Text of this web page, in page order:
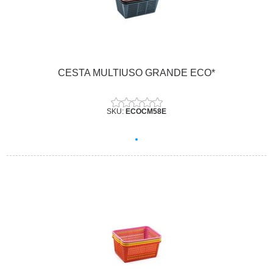
CESTA MULTIUSO GRANDE ECO*
SKU: ECOCM58E